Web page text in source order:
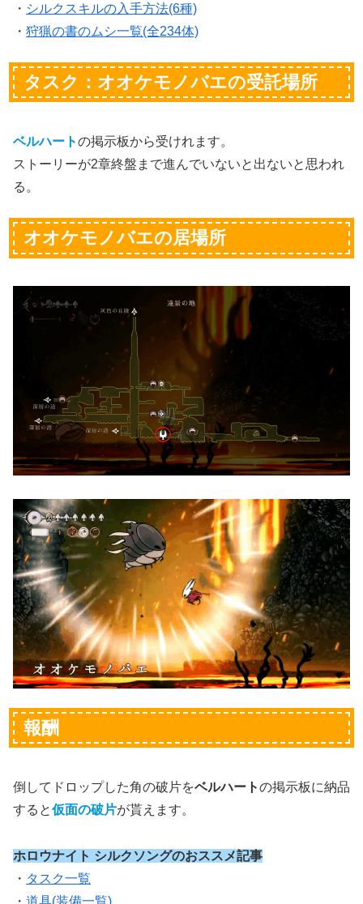
・ シルクスキルの入手方法(6種)
・ 狩猟の書のムシ一覧(全234体)
タスク：オオケモノバエの受託場所
ベルハートの掲示板から受けれます。
ストーリーが2章終盤まで進んでいないと出ないと思われ
る。
オオケモノバエの居場所
報酬
倒してドロップした角の破片をベルハートの掲示板に納品
すると仮面の破片が貰えます。
ホロウナイト シルクソングのおススメ記事
・ タスク一覧
・ 道具(装備一覧)